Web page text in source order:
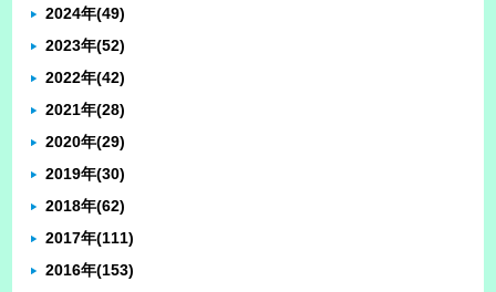
2024年(49)
2023年(52)
2022年(42)
2021年(28)
2020年(29)
2019年(30)
2018年(62)
2017年(111)
2016年(153)